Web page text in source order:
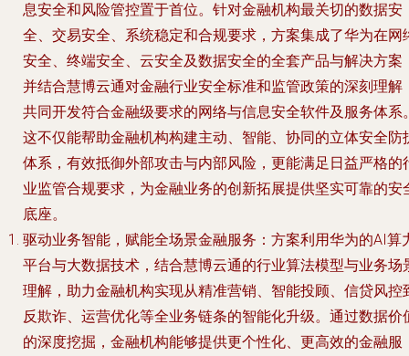
息安全和风险管控置于首位。针对金融机构最关切的数据安
全、交易安全、系统稳定和合规要求，方案集成了华为在网
安全、终端安全、云安全及数据安全的全套产品与解决方案
并结合慧博云通对金融行业安全标准和监管政策的深刻理解
共同开发符合金融级要求的网络与信息安全软件及服务体系
这不仅能帮助金融机构构建主动、智能、协同的立体安全防
体系，有效抵御外部攻击与内部风险，更能满足日益严格的
业监管合规要求，为金融业务的创新拓展提供坚实可靠的安
底座。
驱动业务智能，赋能全场景金融服务 ：方案利用华为的AI算
平台与大数据技术，结合慧博云通的行业算法模型与业务场
理解，助力金融机构实现从精准营销、智能投顾、信贷风控
反欺诈、运营优化等全业务链条的智能化升级。通过数据价
的深度挖掘，金融机构能够提供更个性化、更高效的金融服